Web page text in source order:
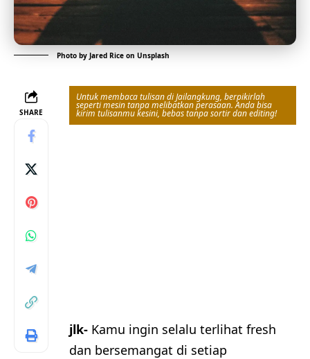
Photo by Jared Rice on Unsplash
SHARE
Untuk membaca tulisan di Jailangkung, berpikirlah
seperti mesin tanpa melibatkan perasaan. Anda bisa
kirim tulisanmu kesini, bebas tanpa sortir dan editing!
jlk- Kamu ingin selalu terlihat fresh
dan bersemangat di setiap